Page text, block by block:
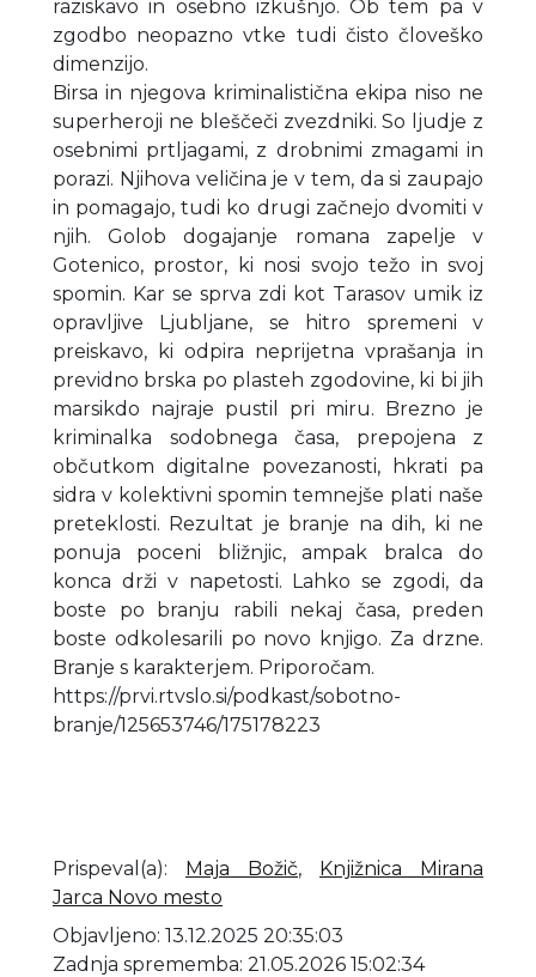
raziskavo in osebno izkušnjo. Ob tem pa v
zgodbo neopazno vtke tudi čisto človeško
dimenzijo.
Birsa in njegova kriminalistična ekipa niso ne
superheroji ne bleščeči zvezdniki. So ljudje z
osebnimi prtljagami, z drobnimi zmagami in
porazi. Njihova veličina je v tem, da si zaupajo
in pomagajo, tudi ko drugi začnejo dvomiti v
njih. Golob dogajanje romana zapelje v
Gotenico, prostor, ki nosi svojo težo in svoj
spomin. Kar se sprva zdi kot Tarasov umik iz
opravljive Ljubljane, se hitro spremeni v
preiskavo, ki odpira neprijetna vprašanja in
previdno brska po plasteh zgodovine, ki bi jih
marsikdo najraje pustil pri miru. Brezno je
kriminalka sodobnega časa, prepojena z
občutkom digitalne povezanosti, hkrati pa
sidra v kolektivni spomin temnejše plati naše
preteklosti. Rezultat je branje na dih, ki ne
ponuja poceni bližnjic, ampak bralca do
konca drži v napetosti. Lahko se zgodi, da
boste po branju rabili nekaj časa, preden
boste odkolesarili po novo knjigo. Za drzne.
Branje s karakterjem. Priporočam.
https://prvi.rtvslo.si/podkast/sobotno-
branje/125653746/175178223
Prispeval(a): Maja Božič, Knjižnica Mirana
Jarca Novo mesto
Objavljeno: 13.12.2025 20:35:03
Zadnja sprememba: 21.05.2026 15:02:34